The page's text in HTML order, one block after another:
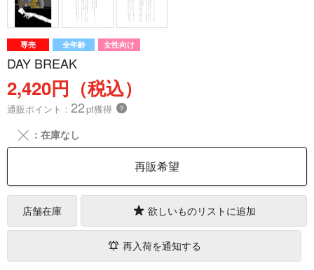
専売 全年齢 女性向け
DAY BREAK
2,420円（税込）
通販ポイント： 22pt獲得 ？
╳ ：在庫なし
再販希望
店舗在庫 欲しいものリストに追加
再入荷を通知する